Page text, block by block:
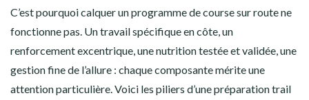
C’est pourquoi calquer un programme de course sur route ne
fonctionne pas. Un travail spécifique en côte, un
renforcement excentrique, une nutrition testée et validée, une
gestion fine de l’allure : chaque composante mérite une
attention particulière. Voici les piliers d’une préparation trail